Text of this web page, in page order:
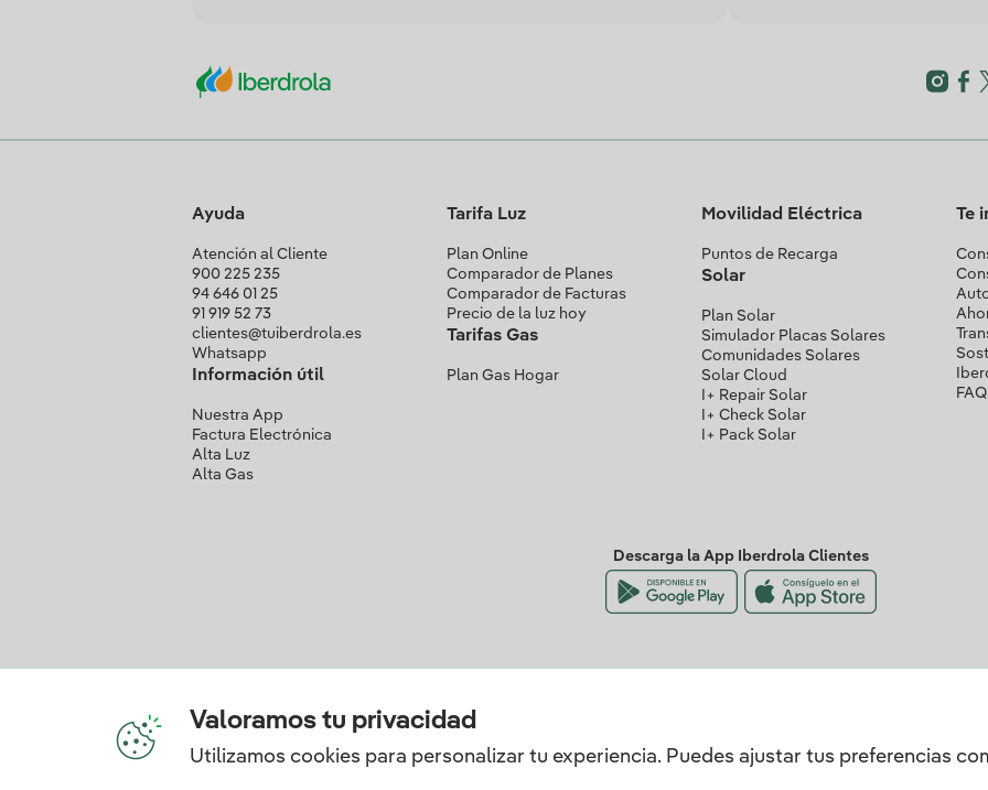
Ayuda
Atención al Cliente
900 225 235
94 646 01 25
91 919 52 73
clientes@tuiberdrola.es
Whatsapp
Información útil
Nuestra App
Factura Electrónica
Alta Luz
Alta Gas
Tarifa Luz
Plan Online
Comparador de Planes
Comparador de Facturas
Precio de la luz hoy
Tarifas Gas
Plan Gas Hogar
Movilidad Eléctrica
Puntos de Recarga
Solar
Plan Solar
Simulador Placas Solares
Comunidades Solares
Solar Cloud
I+ Repair Solar
I+ Check Solar
I+ Pack Solar
Te
Descarga la App Iberdrola Clientes
Valoramos tu privacidad
Utilizamos cookies para personalizar tu experiencia. Puedes ajustar tus preferencias